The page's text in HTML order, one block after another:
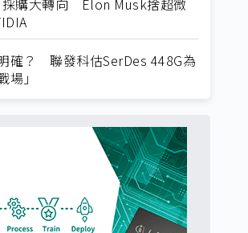
採購大轉向 Elon Musk捨超微
確？ 聯發科估SerDes 448G為
場」